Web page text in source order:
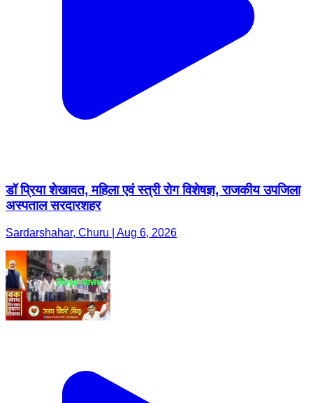
डॉ प्रिया शेखावत, महिला एवं स्त्री रोग विशेषज्ञ, राजकीय उपजिला
अस्पताल सरदारशहर
Sardarshahar, Churu | Aug 6, 2026